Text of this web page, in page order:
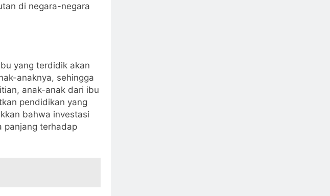
di negara-negara
yang terdidik akan
anaknya, sehingga
anak-anak dari ibu
pendidikan yang
bahwa investasi
panjang terhadap